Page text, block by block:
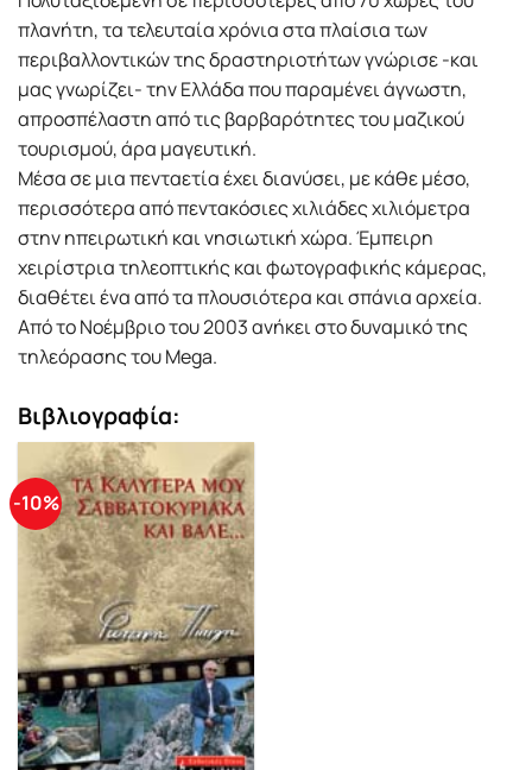
πλανήτη, τα τελευταία χρόνια στα πλαίσια των
περιβαλλοντικών της δραστηριοτήτων γνώρισε -και
μας γνωρίζει- την Ελλάδα που παραμένει άγνωστη,
απροσπέλαστη από τις βαρβαρότητες του μαζικού
τουρισμού, άρα μαγευτική.
Μέσα σε μια πενταετία έχει διανύσει, με κάθε μέσο,
περισσότερα από πεντακόσιες χιλιάδες χιλιόμετρα
στην ηπειρωτική και νησιωτική χώρα. Έμπειρη
χειρίστρια τηλεοπτικής και φωτογραφικής κάμερας,
διαθέτει ένα από τα πλουσιότερα και σπάνια αρχεία.
Από το Νοέμβριο του 2003 ανήκει στο δυναμικό της
τηλεόρασης του Mega.
Βιβλιογραφία:
-10%